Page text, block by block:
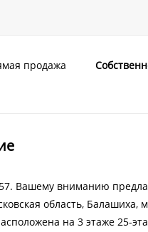
продажа
Вашему вниманию
область,
на 3 этаже 25-